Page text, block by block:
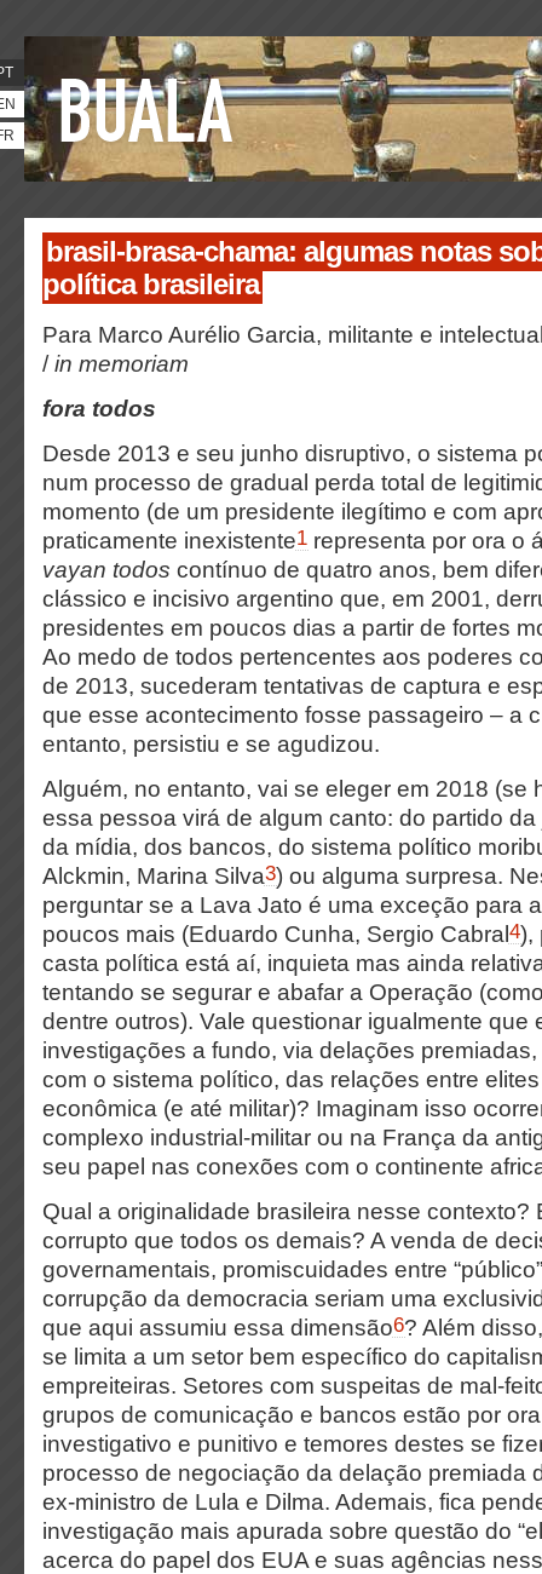
brasil-brasa-chama: algumas notas
política brasileira
Para Marco Aurélio Garcia, militante e
/in memoriam
fora todos
Desde 2013 e seu junho disruptivo, o sistema
num processo de gradual perda total de
momento (de um presidente ilegítimo e com
praticamente inexistente1 representa por ora o
vayan todos contínuo de quatro anos, bem
clássico e incisivo argentino que, em 2001,
presidentes em poucos dias a partir de fortes
Ao medo de todos pertencentes aos poderes
de 2013, sucederam tentativas de captura e
que esse acontecimento fosse passageiro – a
entanto, persistiu e se agudizou.
Alguém, no entanto, vai se eleger em 2018 (se
essa pessoa virá de algum canto: do partido
da mídia, dos bancos, do sistema político
Alckmin, Marina Silva3) ou alguma surpresa.
perguntar se a Lava Jato é uma exceção para
poucos mais (Eduardo Cunha, Sergio Cabral 4),
casta política está aí, inquieta mas ainda
tentando se segurar e abafar a Operação
dentre outros). Vale questionar igualmente que
investigações a fundo, via delações
com o sistema político, das relações entre
econômica (e até militar)? Imaginam isso
complexo industrial-militar ou na França da
seu papel nas conexões com o continente
Qual a originalidade brasileira nesse contexto?
corrupto que todos os demais? A venda de
governamentais, promiscuidades entre
corrupção da democracia seriam uma
que aqui assumiu essa dimensão6? Além
se limita a um setor bem específico do
empreiteiras. Setores com suspeitas de mal-
grupos de comunicação e bancos estão por
investigativo e punitivo e temores destes se
processo de negociação da delação premiada
ex-ministro de Lula e Dilma. Ademais, fica
investigação mais apurada sobre questão do
acerca do papel dos EUA e suas agências